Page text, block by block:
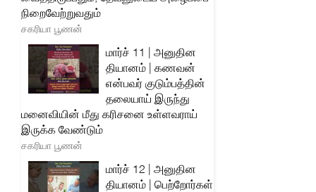
நிறைவேற்றுவதும்
சகரியா பூணன்
மார்ச் 11 | அனுதின
தியானம் | கணவன்
என்பவர் குடும்பத்தின்
தலையாய் இருந்து
மனைவியின் மீது கரிசனை உள்ளவராய்
இருக்க வேண்டும்
சகரியா பூணன்
மார்ச் 12 | அனுதின
தியானம் | பெற்றோர்கள்